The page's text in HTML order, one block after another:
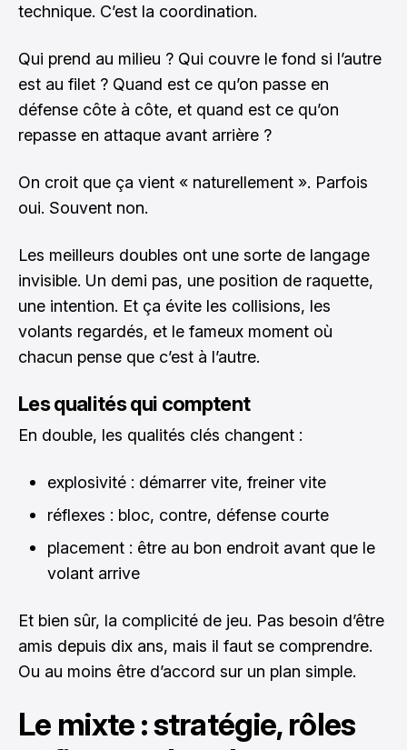
technique. C’est la coordination.
Qui prend au milieu ? Qui couvre le fond si l’autre
est au filet ? Quand est ce qu’on passe en
défense côte à côte, et quand est ce qu’on
repasse en attaque avant arrière ?
On croit que ça vient « naturellement ». Parfois
oui. Souvent non.
Les meilleurs doubles ont une sorte de langage
invisible. Un demi pas, une position de raquette,
une intention. Et ça évite les collisions, les
volants regardés, et le fameux moment où
chacun pense que c’est à l’autre.
Les qualités qui comptent
En double, les qualités clés changent :
explosivité : démarrer vite, freiner vite
réflexes : bloc, contre, défense courte
placement : être au bon endroit avant que le
volant arrive
Et bien sûr, la complicité de jeu. Pas besoin d’être
amis depuis dix ans, mais il faut se comprendre.
Ou au moins être d’accord sur un plan simple.
Le mixte : stratégie, rôles